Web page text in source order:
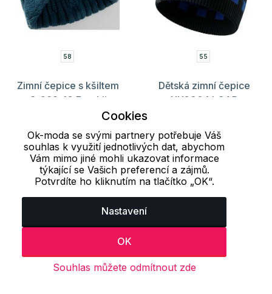
58
Zimní čepice s kšiltem
8-969-10 Frenkli
55
Dětská zimní čepice
XX0004 LOAP
Načíst dalších 24 položek
1 2 3 .. 77 78 79
Naposledy prohlížené produkty
Cookies
Ok-moda se svými partnery potřebuje Váš
souhlas k využití jednotlivých dat, abychom
Vám mimo jiné mohli ukazovat informace
týkající se Vašich preferencí a zájmů.
Potvrdíte ho kliknutím na tlačítko „OK“.
Nastavení
OK
Souhlas můžete odmítnout zde